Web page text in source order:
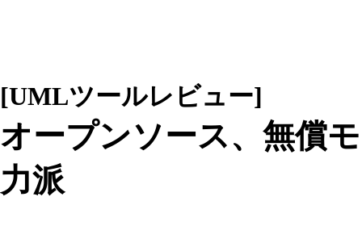
[UMLツールレビュー]
オープンソース、無償
力派